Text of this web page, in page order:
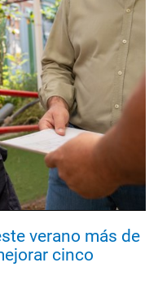
verano más de
cinco